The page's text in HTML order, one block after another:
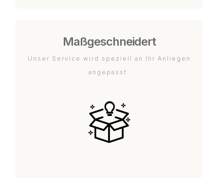
Maßgeschneidert
Unser Service wird speziell an Ihr Anliegen
angepasst.